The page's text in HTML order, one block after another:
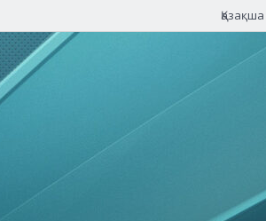
Қазақша